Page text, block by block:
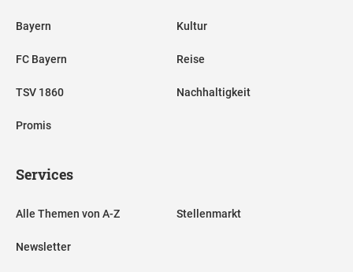
Bayern
FC Bayern
TSV 1860
Promis
Kultur
Reise
Nachhaltigkeit
Services
Alle Themen von A-Z
Newsletter
Stellenmarkt